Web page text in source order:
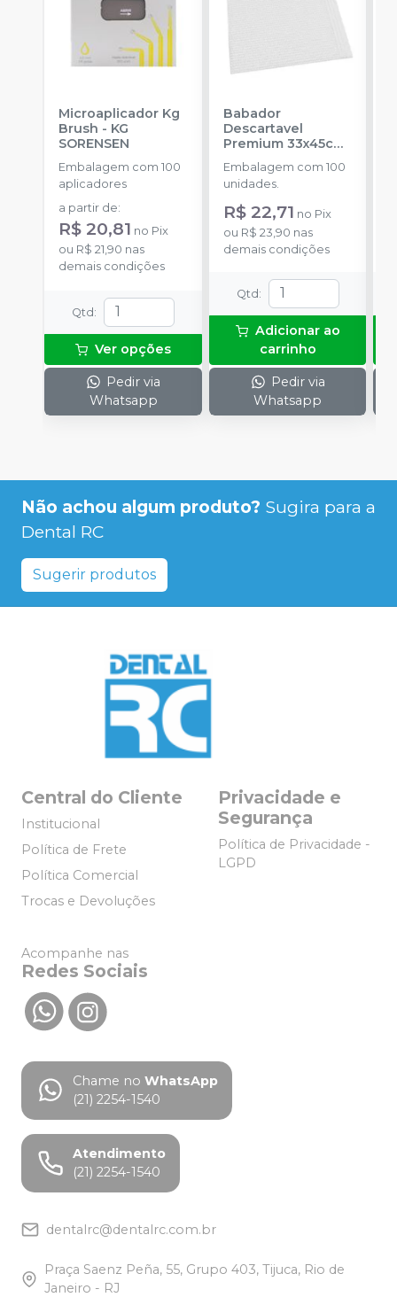
Microaplicador Kg
Brush - KG
SORENSEN
Embalagem com 100
aplicadores
a partir de:
R$ 20,81 no Pix
ou R$ 21,90 nas
demais condições
Qtd :
Ver opções
Pedir via
Whatsapp
Babador
Descartavel
Premium 33x45cm
- Branco
Embalagem com 100
unidades.
R$ 22,71 no Pix
ou R$ 23,90 nas
demais condições
Qtd :
Adicionar ao
carrinho
Pedir via
Whatsapp
Não achou algum produto? Sugira para a
Dental RC
Sugerir produtos
Central do Cliente
Institucional
Política de Frete
Política Comercial
Trocas e Devoluções
Privacidade e
Segurança
Política de Privacidade -
LGPD
Acompanhe nas
Redes Sociais
Chame no WhatsApp
(21) 2254-1540
Atendimento
(21) 2254-1540
dentalrc@dentalrc.com.br
Praça Saenz Peña, 55, Grupo 403, Tijuca, Rio de
Janeiro - RJ